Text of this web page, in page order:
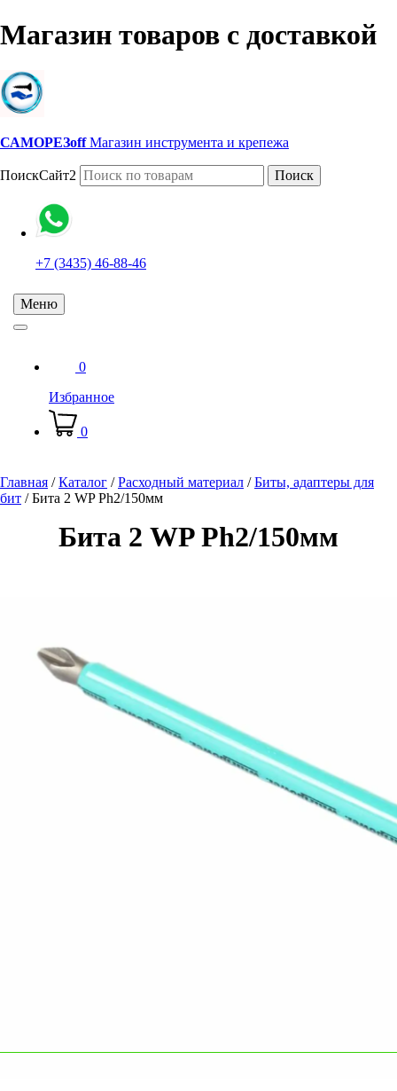
Магазин товаров с доставкой
САМОРЕЗoff Магазин инструмента и крепежа
ПоискСайт2 Поиск
+7 (3435) 46-88-46
Меню
0
Избранное
0
Главная /Каталог /Расходный материал /Биты, адаптеры для
бит /Бита 2 WP Ph2/150мм
Бита 2 WP Ph2/150мм